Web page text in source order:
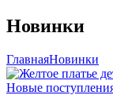
Новинки
ГлавнаяНовинки
Новые